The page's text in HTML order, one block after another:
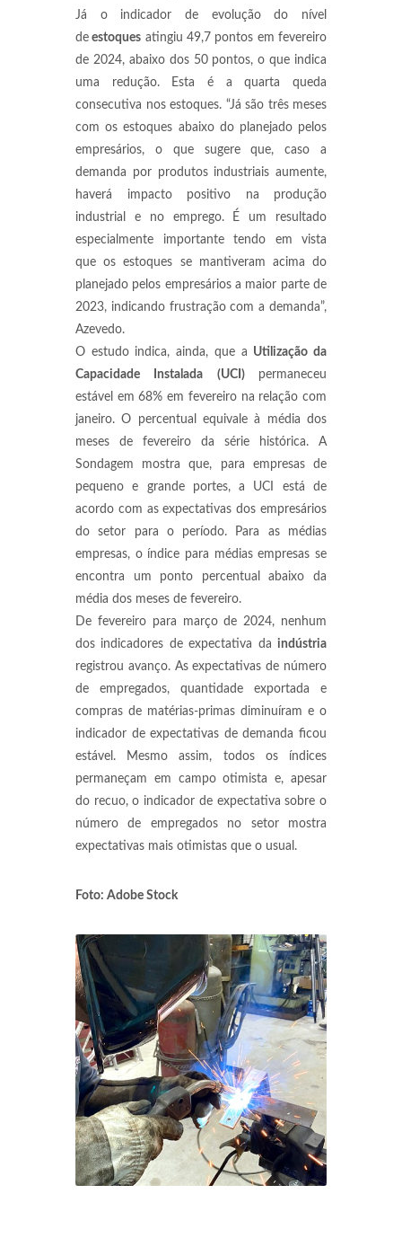
Já o indicador de evolução do nível
de estoques atingiu 49,7 pontos em fevereiro
de 2024, abaixo dos 50 pontos, o que indica
uma redução. Esta é a quarta queda
consecutiva nos estoques. “Já são três meses
com os estoques abaixo do planejado pelos
empresários, o que sugere que, caso a
demanda por produtos industriais aumente,
haverá impacto positivo na produção
industrial e no emprego. É um resultado
especialmente importante tendo em vista
que os estoques se mantiveram acima do
planejado pelos empresários a maior parte de
2023, indicando frustração com a demanda”,
Azevedo.
O estudo indica, ainda, que a Utilização da
Capacidade Instalada (UCI) permaneceu
estável em 68% em fevereiro na relação com
janeiro. O percentual equivale à média dos
meses de fevereiro da série histórica. A
Sondagem mostra que, para empresas de
pequeno e grande portes, a UCI está de
acordo com as expectativas dos empresários
do setor para o período. Para as médias
empresas, o índice para médias empresas se
encontra um ponto percentual abaixo da
média dos meses de fevereiro.
De fevereiro para março de 2024, nenhum
dos indicadores de expectativa da indústria
registrou avanço. As expectativas de número
de empregados, quantidade exportada e
compras de matérias-primas diminuíram e o
indicador de expectativas de demanda ficou
estável. Mesmo assim, todos os índices
permaneçam em campo otimista e, apesar
do recuo, o indicador de expectativa sobre o
número de empregados no setor mostra
expectativas mais otimistas que o usual.
Foto: Adobe Stock